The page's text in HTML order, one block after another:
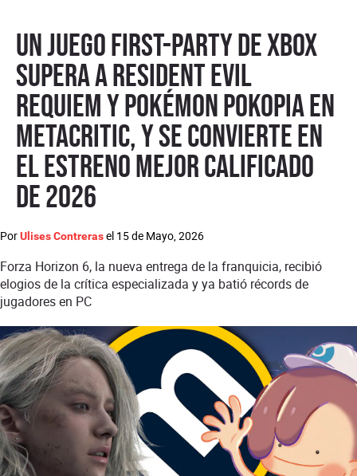
Un juego first-party de Xbox
supera a Resident Evil
Requiem y Pokémon Pokopia en
Metacritic, y se convierte en
el estreno mejor calificado
de 2026
PorUlises Contrerasel 15 de Mayo, 2026
Forza Horizon 6, la nueva entrega de la franquicia, recibió
elogios de la crítica especializada y ya batió récords de
jugadores en PC